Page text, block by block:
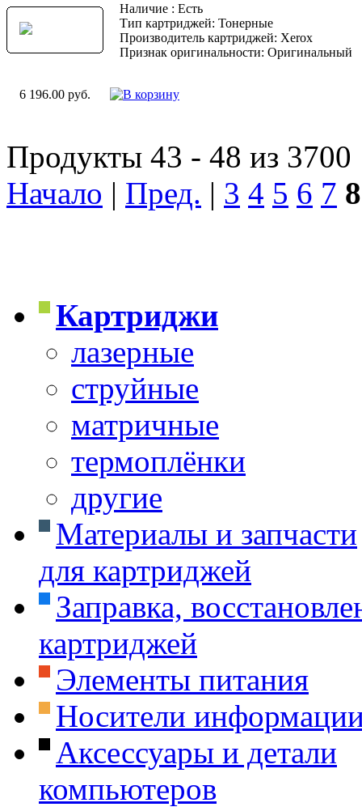
Наличие : Есть
Тип картриджей: Тонерные
Производитель картриджей: Xerox
Признак оригинальности: Оригинальный
6 196.00 руб.
Продукты 43 - 48 из 3700
Начало | Пред. | 3 4 5 6 7 8
Картриджи
лазерные
струйные
матричные
термоплёнки
другие
Материалы и запчасти
для картриджей
Заправка,
картриджей
Элементы питания
Носители
Аксессуары и детали
компьютеров